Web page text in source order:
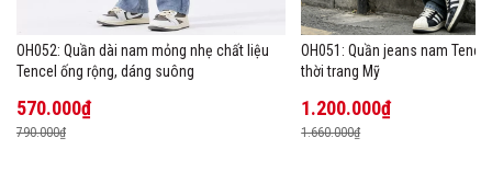
OH052: Quần dài nam mỏng nhẹ chất liệu
Tencel ống rộng, dáng suông
570.000₫
790.000₫
OH051: Quần jeans nam
thời trang Mỹ
1.200.000₫
1.660.000₫